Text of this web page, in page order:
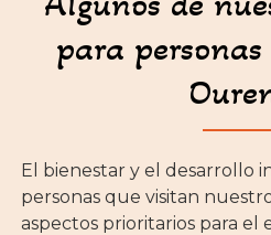
para
El bienestar y el desarrollo
personas que visitan
aspectos prioritarios para el